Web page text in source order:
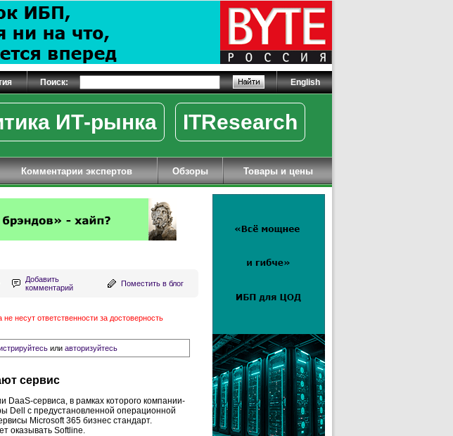
Поиск: English
ИТ-рынка ITResearch
Комментарии экспертов Обзоры Товары и цены
Добавить
комментарий
Поместить в блог
несут ответственности за достоверность
или авторизуйтесь
сервис
DaaS-сервиса, в рамках которого компании-
Dell с предустановленной операционной
Microsoft 365 бизнес стандарт.
оказывать Softline.